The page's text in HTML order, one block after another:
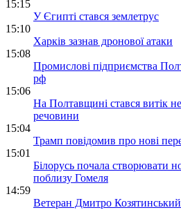
15:15
У Єгипті стався землетрус
15:10
Харків зазнав дронової атаки
15:08
Промислові підприємства
рф
15:06
На Полтавщині стався витік
речовини
15:04
Трамп повідомив про нові
15:01
Білорусь почала створювати
поблизу Гомеля
14:59
Ветеран Дмитро Козятинський